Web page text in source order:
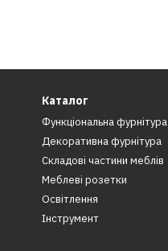
Каталог
Функціональна фурнітура
Декоративна фурнітура
Складові частини меблів
Меблеві розетки
Освітлення
Інструмент